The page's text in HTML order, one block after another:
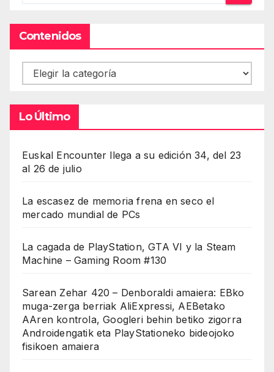
Contenidos
Contenidos
Lo Último
Euskal Encounter llega a su edición 34, del 23
al 26 de julio
La escasez de memoria frena en seco el
mercado mundial de PCs
La cagada de PlayStation, GTA VI y la Steam
Machine – Gaming Room #130
Sarean Zehar 420 – Denboraldi amaiera: EBko
muga-zerga berriak AliExpressi, AEBetako
AAren kontrola, Googleri behin betiko zigorra
Androidengatik eta PlayStationeko bideojoko
fisikoen amaiera